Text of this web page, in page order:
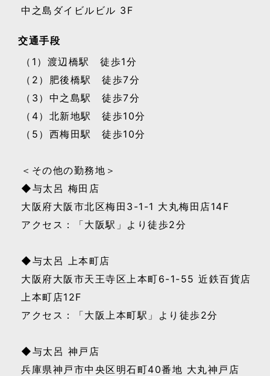
中之島ダイビルビル 3F
交通手段
（1）渡辺橋駅 徒歩1分
（2）肥後橋駅 徒歩7分
（3）中之島駅 徒歩7分
（4）北新地駅 徒歩10分
（5）西梅田駅 徒歩10分
＜その他の勤務地＞
◆与太呂 梅田店
大阪府大阪市北区梅田3-1-1 大丸梅田店14F
アクセス：「大阪駅」より徒歩2分
◆与太呂 上本町店
大阪府大阪市天王寺区上本町6-1-55 近鉄百貨店
上本町店12F
アクセス：「大阪上本町駅」より徒歩2分
◆与太呂 神戸店
兵庫県神戸市中央区明石町40番地 大丸神戸店